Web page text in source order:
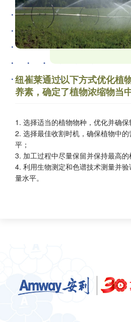
纽崔莱通过以下方式优化植
养素，确定了植物浓缩物当
1. 选择适当的植物物种，优化并确保
2. 选择最佳收割时机，确保植物中
平；
3. 加工过程中尽量保留并保持最高的
4. 利用生物测定和色谱技术测量并
量水平。